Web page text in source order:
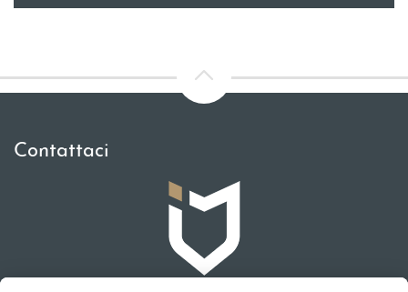
Contattaci